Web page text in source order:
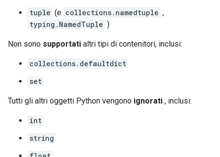
tuple (e collections.namedtuple ,
typing.NamedTuple )
Non sono supportati altri tipi di contenitori, inclusi:
collections.defaultdict
set
Tutti gli altri oggetti Python vengono ignorati , inclusi:
int
string